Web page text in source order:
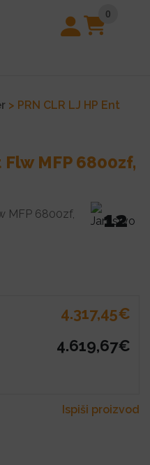
0
> PRN CLR LJ HP Ent
Flw MFP 6800zf,
4.317,45€
4.619,67€
Ispiši proizvod
12